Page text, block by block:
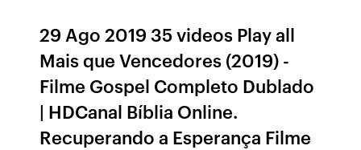
29 Ago 2019 35 videos Play all
Mais que Vencedores (2019) -
Filme Gospel Completo Dublado
| HDCanal Bíblia Online.
Recuperando a Esperança Filme